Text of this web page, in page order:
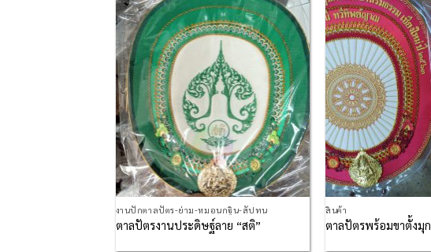
Add to
Wishlist
งานปักตาลปัตร-ย่าม-หมอนกฐิน-สัปทน
ตาลปัตรงานประดิษฐ์ลาย “สติ”
สินค้า
ตาลปัตรพร้อมขาตั้งมุก